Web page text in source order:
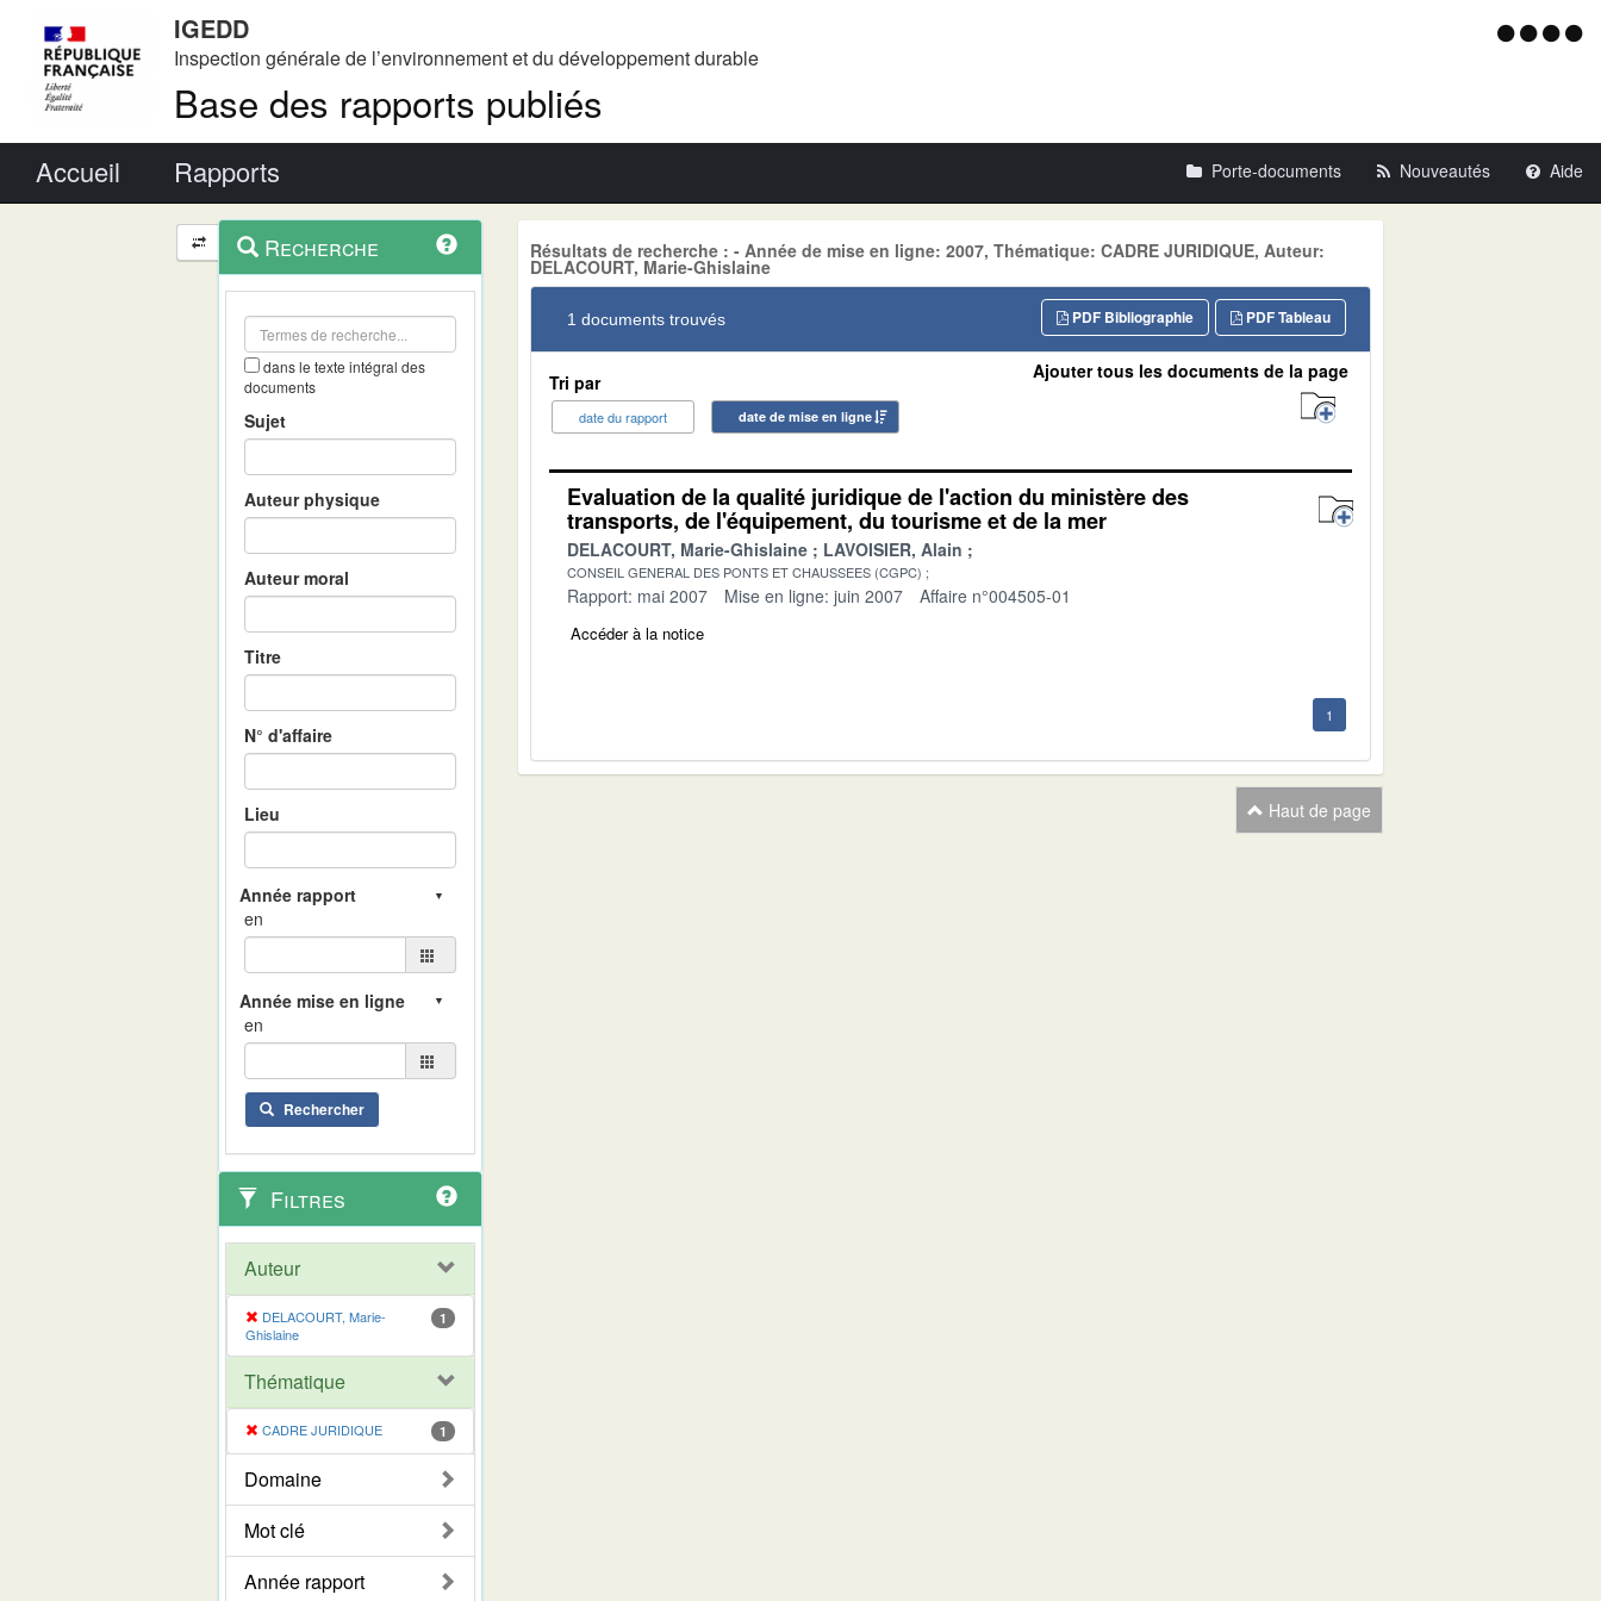
IGEDD
Inspection générale de l’environnement et du développement durable
Base des rapports publiés
Menu
Accueil Rapports Porte-documents Nouveautés Aide
Navigation
et
outils
contextuel
Recherche
dans le texte intégral des
documents
Sujet
Auteur physique
Auteur moral
Titre
N° d'affaire
Lieu
en
en
Rechercher
Filtres
Auteur
DELACOURT, Marie-
Ghislaine
1
Thématique
CADRE JURIDIQUE 1
Domaine
Mot clé
Année rapport
Résultats de recherche : - Année de mise en ligne: 2007, Thématique: CADRE JURIDIQUE, Auteur:
DELACOURT, Marie-Ghislaine
1 documents trouvés PDF Tableau
PDF Bibliographie
Tri par
date du rapport date de mise en ligne
Ajouter tous les documents de la page
Evaluation de la qualité juridique de l'action du ministère des
transports, de l'équipement, du tourisme et de la mer
DELACOURT, Marie-Ghislaine LAVOISIER, Alain
CONSEIL GENERAL DES PONTS ET CHAUSSEES (CGPC)
Rapport: mai 2007 Mise en ligne: juin 2007 Affaire n°004505-01
Accéder à la notice
1
Haut de page